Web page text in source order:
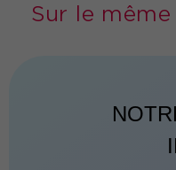
Sur le même